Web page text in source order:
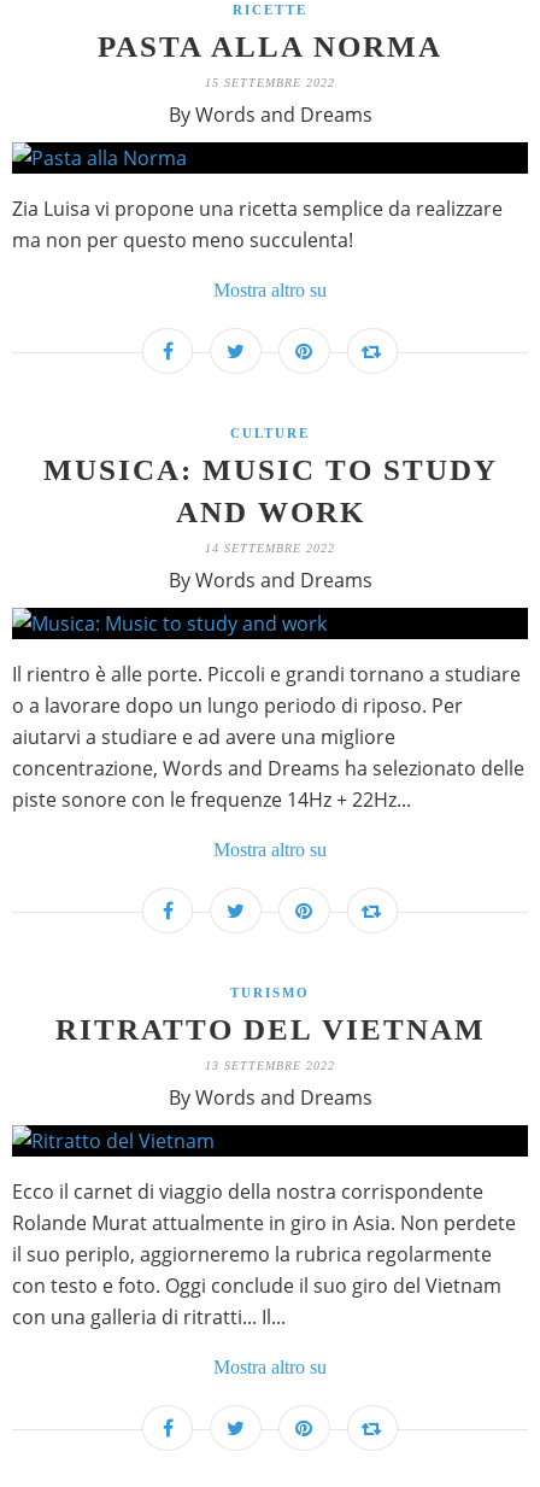
RICETTE
PASTA ALLA NORMA
15 SETTEMBRE 2022
By Words and Dreams
Zia Luisa vi propone una ricetta semplice da realizzare
ma non per questo meno succulenta!
Mostra altro su
CULTURE
MUSICA: MUSIC TO STUDY
AND WORK
14 SETTEMBRE 2022
By Words and Dreams
Il rientro è alle porte. Piccoli e grandi tornano a studiare
o a lavorare dopo un lungo periodo di riposo. Per
aiutarvi a studiare e ad avere una migliore
concentrazione, Words and Dreams ha selezionato delle
piste sonore con le frequenze 14Hz + 22Hz...
Mostra altro su
TURISMO
RITRATTO DEL VIETNAM
13 SETTEMBRE 2022
By Words and Dreams
Ecco il carnet di viaggio della nostra corrispondente
Rolande Murat attualmente in giro in Asia. Non perdete
il suo periplo, aggiorneremo la rubrica regolarmente
con testo e foto. Oggi conclude il suo giro del Vietnam
con una galleria di ritratti... Il...
Mostra altro su